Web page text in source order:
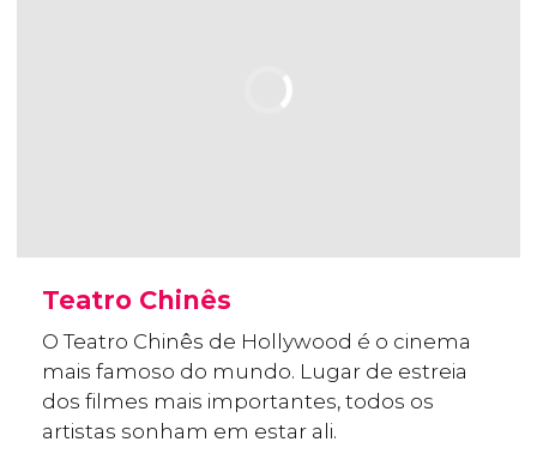
Teatro Chinês
O Teatro Chinês de Hollywood é o cinema
mais famoso do mundo. Lugar de estreia
dos filmes mais importantes, todos os
artistas sonham em estar ali.